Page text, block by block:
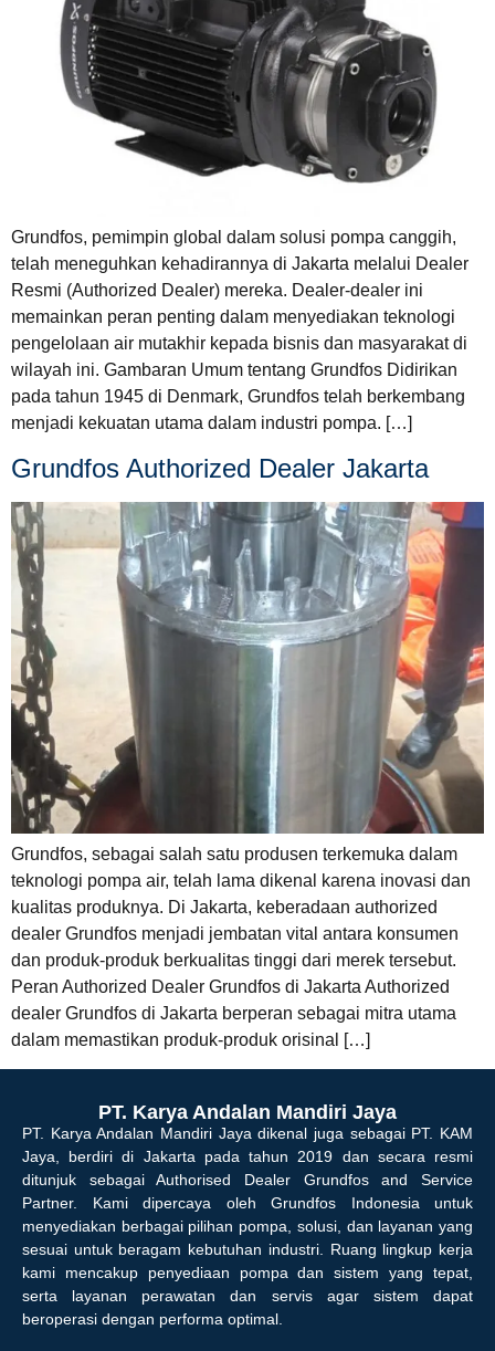
Grundfos, pemimpin global dalam solusi pompa canggih,
telah meneguhkan kehadirannya di Jakarta melalui Dealer
Resmi (Authorized Dealer) mereka. Dealer-dealer ini
memainkan peran penting dalam menyediakan teknologi
pengelolaan air mutakhir kepada bisnis dan masyarakat di
wilayah ini. Gambaran Umum tentang Grundfos Didirikan
pada tahun 1945 di Denmark, Grundfos telah berkembang
menjadi kekuatan utama dalam industri pompa. […]
Grundfos Authorized Dealer Jakarta
Grundfos, sebagai salah satu produsen terkemuka dalam
teknologi pompa air, telah lama dikenal karena inovasi dan
kualitas produknya. Di Jakarta, keberadaan authorized
dealer Grundfos menjadi jembatan vital antara konsumen
dan produk-produk berkualitas tinggi dari merek tersebut.
Peran Authorized Dealer Grundfos di Jakarta Authorized
dealer Grundfos di Jakarta berperan sebagai mitra utama
dalam memastikan produk-produk orisinal […]
PT. Karya Andalan Mandiri Jaya
PT. Karya Andalan Mandiri Jaya dikenal juga sebagai PT. KAM
Jaya, berdiri di Jakarta pada tahun 2019 dan secara resmi
ditunjuk sebagai Authorised Dealer Grundfos and Service
Partner. Kami dipercaya oleh Grundfos Indonesia untuk
menyediakan berbagai pilihan pompa, solusi, dan layanan yang
sesuai untuk beragam kebutuhan industri. Ruang lingkup kerja
kami mencakup penyediaan pompa dan sistem yang tepat,
serta layanan perawatan dan servis agar sistem dapat
beroperasi dengan performa optimal.